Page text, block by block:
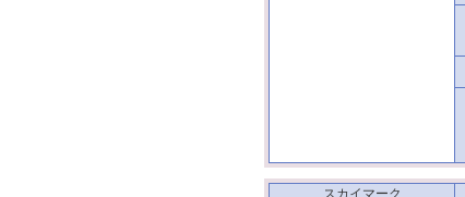
スカイマーク